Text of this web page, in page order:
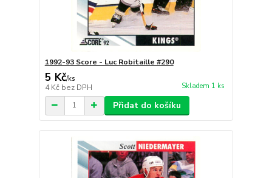
1992-93 Score - Luc Robitaille #290
5 Kč/ks
4 Kč bez DPH Skladem 1 ks
Přidat do košíku